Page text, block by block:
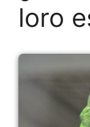
loro